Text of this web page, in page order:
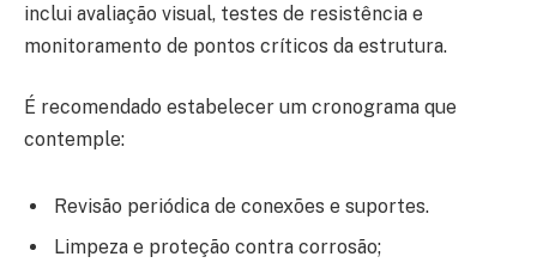
inclui avaliação visual, testes de resistência e
monitoramento de pontos críticos da estrutura.
É recomendado estabelecer um cronograma que
contemple:
Revisão periódica de conexões e suportes.
Limpeza e proteção contra corrosão;